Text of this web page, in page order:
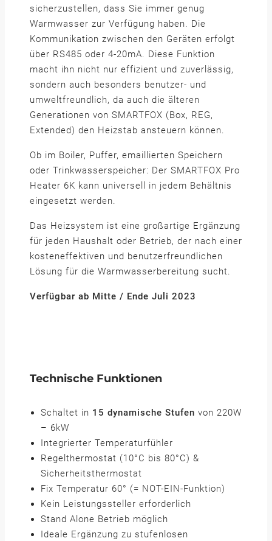
sicherzustellen, dass Sie immer genug
Warmwasser zur Verfügung haben. Die
Kommunikation zwischen den Geräten erfolgt
über RS485 oder 4-20mA. Diese Funktion
macht ihn nicht nur effizient und zuverlässig,
sondern auch besonders benutzer- und
umweltfreundlich, da auch die älteren
Generationen von SMARTFOX (Box, REG,
Extended) den Heizstab ansteuern können.
Ob im Boiler, Puffer, emaillierten Speichern
oder Trinkwasserspeicher: Der SMARTFOX Pro
Heater 6K kann universell in jedem Behältnis
eingesetzt werden.
Das Heizsystem ist eine großartige Ergänzung
für jeden Haushalt oder Betrieb, der nach einer
kosteneffektiven und benutzerfreundlichen
Lösung für die Warmwasserbereitung sucht.
Verfügbar ab Mitte / Ende Juli 2023
Technische Funktionen
Schaltet in 15 dynamische Stufen von 220W
– 6kW
Integrierter Temperaturfühler
Regelthermostat (10°C bis 80°C) &
Sicherheitsthermostat
Fix Temperatur 60° (= NOT-EIN-Funktion)
Kein Leistungssteller erforderlich
Stand Alone Betrieb möglich
Ideale Ergänzung zu stufenlosen